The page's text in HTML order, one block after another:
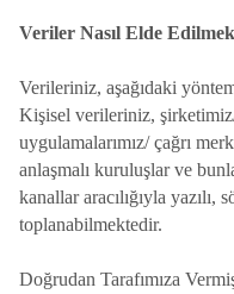
Veriler Nasıl Elde
Verileriniz, aşağıdaki
Kişisel verileriniz,
uygulamalarımız/ çağrı
anlaşmalı kuruluşlar ve
kanallar aracılığıyla
toplanabilmektedir.
Doğrudan Tarafımıza